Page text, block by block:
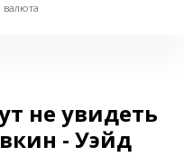
валюта
не увидеть
- Уэйд